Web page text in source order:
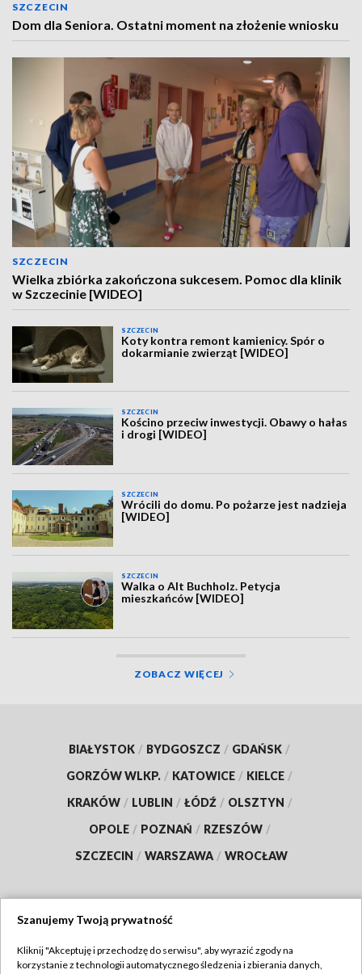
SZCZECIN
Dom dla Seniora. Ostatni moment na złożenie wniosku
SZCZECIN
Wielka zbiórka zakończona sukcesem. Pomoc dla klinik
w Szczecinie [WIDEO]
SZCZECIN
Koty kontra remont kamienicy. Spór o
dokarmianie zwierząt [WIDEO]
SZCZECIN
Kościno przeciw inwestycji. Obawy o hałas
i drogi [WIDEO]
SZCZECIN
Wrócili do domu. Po pożarze jest nadzieja
[WIDEO]
SZCZECIN
Walka o Alt Buchholz. Petycja
mieszkańców [WIDEO]
ZOBACZ WIĘCEJ
BIAŁYSTOK / BYDGOSZCZ / GDAŃSK /
GORZÓW WLKP. / KATOWICE / KIELCE /
KRAKÓW / LUBLIN / ŁÓDŹ / OLSZTYN /
OPOLE / POZNAŃ / RZESZÓW /
SZCZECIN / WARSZAWA / WROCŁAW
TVP
Szanujemy Twoją prywatność
Kliknij "Akceptuję i przechodzę do serwisu", aby wyrazić zgody na
korzystanie z technologii automatycznego śledzenia i zbierania danych,